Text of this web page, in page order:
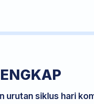
urutan siklus hari